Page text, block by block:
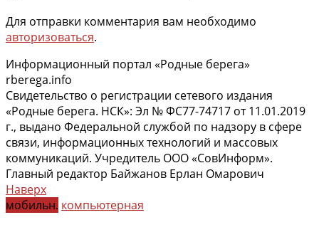
Для отправки комментария вам необходимо
авторизоваться.
Информационный портал «Родные берега»
rberega.info
Свидетельство о регистрации сетевого издания
«Родные берега. НСК»: Эл № ФС77-74717 от 11.01.2019
г., выдано Федеральной службой по надзору в сфере
связи, информационных технологий и массовых
коммуникаций. Учредитель ООО «СовИнформ».
Главный редактор Байжанов Ерлан Омарович
Наверх
мобильн. компьютерная